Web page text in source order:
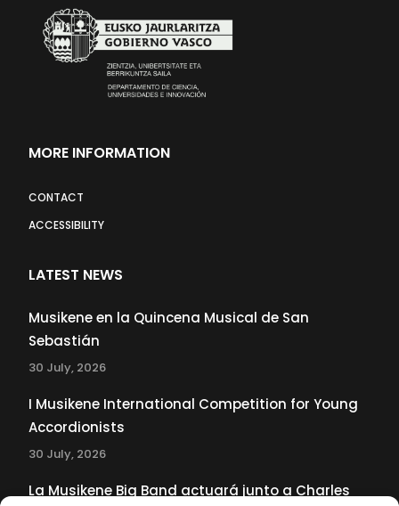
MORE INFORMATION
CONTACT
ACCESSIBILITY
LATEST NEWS
Musikene en la Quincena Musical de San
Sebastián
30 July, 2026
I Musikene International Competition for Young
Accordionists
30 July, 2026
La Musikene Big Band actuará junto a Charles